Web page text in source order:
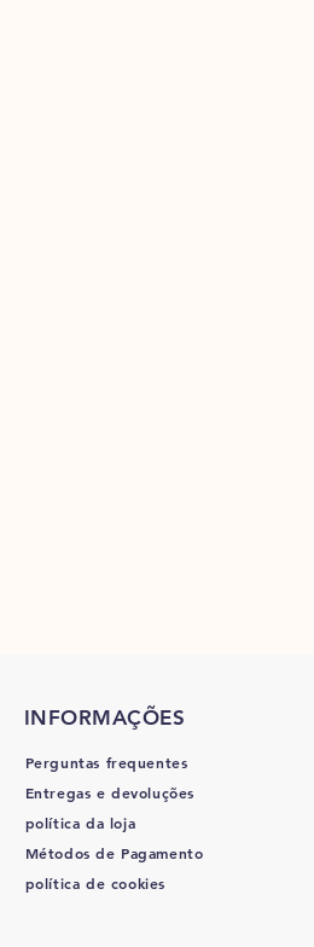
INFORMAÇÕES
Perguntas frequentes
Entregas e devoluções
política da loja
Métodos de Pagamento
política de cookies